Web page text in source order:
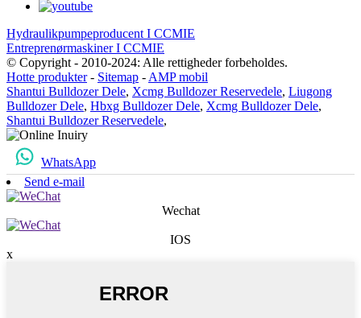
Hydraulikpumpeproducent I CCMIE
Entreprenørmaskiner I CCMIE
© Copyright - 2010-2024: Alle rettigheder forbeholdes.
Hotte produkter- Sitemap - AMP mobil
Shantui Bulldozer Dele, Xcmg Bulldozer Reservedele, Liugong
Bulldozer Dele, Hbxg Bulldozer Dele, Xcmg Bulldozer Dele,
Shantui Bulldozer Reservedele,
WhatsApp
Send e-mail
Wechat
IOS
x